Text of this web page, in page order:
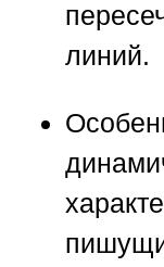
линий.